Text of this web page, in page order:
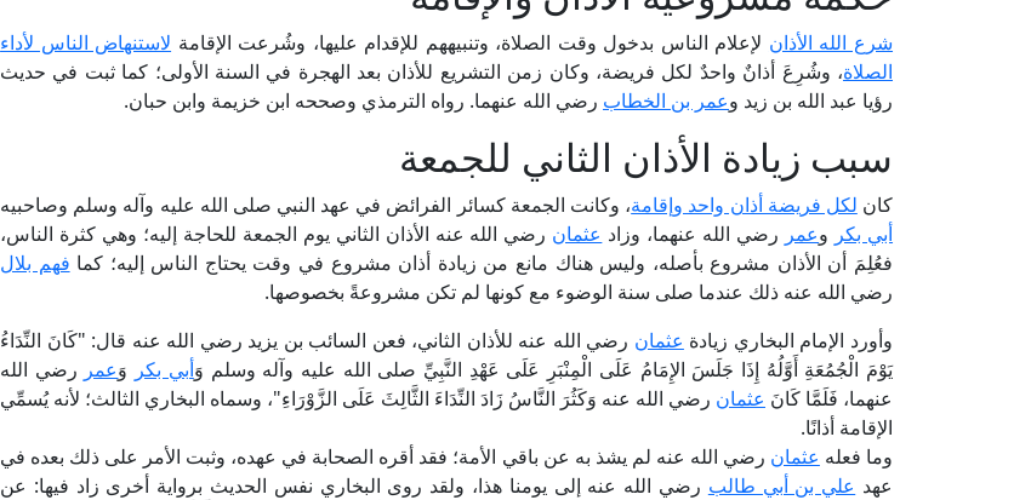
شرع الله الأذان لإعلام الناس بدخول وقت الصلاة، وتنبيههم للإقدام عليها، وشُرعت الإقامة لاستنهاض الناس لأداء
الصلاة، وشُرِعَ أذانٌ واحدٌ لكل فريضة، وكان زمن التشريع للأذان بعد الهجرة في السنة الأولى؛ كما ثبت في حديث
رؤيا عبد الله بن زيد وعمر بن الخطاب رضي الله عنهما. رواه الترمذي وصححه ابن خزيمة وابن حبان.
سبب زيادة الأذان الثاني للجمعة
كان لكل فريضة أذان واحد وإقامة، وكانت الجمعة كسائر الفرائض في عهد النبي صلى الله عليه وآله وسلم وصاحبيه
أبي بكر وعمر رضي الله عنهما، وزاد عثمان رضي الله عنه الأذان الثاني يوم الجمعة للحاجة إليه؛ وهي كثرة الناس،
فعُلِمَ أن الأذان مشروع بأصله، وليس هناك مانع من زيادة أذان مشروع في وقت يحتاج الناس إليه؛ كما فهم بلال
رضي الله عنه ذلك عندما صلى سنة الوضوء مع كونها لم تكن مشروعةً بخصوصها.
وأورد الإمام البخاري زيادة عثمان رضي الله عنه للأذان الثاني، فعن السائب بن يزيد رضي الله عنه قال: "كَانَ النِّدَاءُ
يَوْمَ الْجُمُعَةِ أَوَّلُهُ إِذَا جَلَسَ الإِمَامُ عَلَى الْمِنْبَرِ عَلَى عَهْدِ النَّبِيِّ صلى الله عليه وآله وسلم وَأبي بكر وَعمر رضي الله
عنهما، فَلَمَّا كَانَ عثمان رضي الله عنه وَكَثُرَ النَّاسُ زَادَ النِّدَاءَ الثَّالِثَ عَلَى الزَّوْرَاءِ"، وسماه البخاري الثالث؛ لأنه يُسمِّي
الإقامة أذانًا.
وما فعله عثمان رضي الله عنه لم يشذ به عن باقي الأمة؛ فقد أقره الصحابة في عهده، وثبت الأمر على ذلك بعده في
عهد علي بن أبي طالب رضي الله عنه إلى يومنا هذا، ولقد روى البخاري نفس الحديث برواية أخرى زاد فيها: عن